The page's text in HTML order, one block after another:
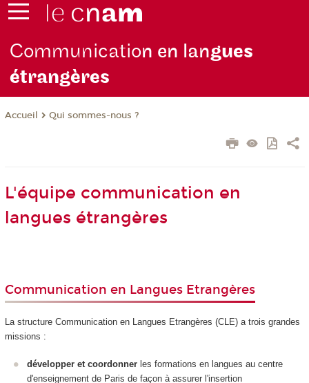
Communication en langues
étrangères
Accueil Qui sommes-nous ?
L'équipe communication en
langues étrangères
Communication en Langues Etrangères
La structure Communication en Langues Etrangères (CLE) a trois grandes
missions :
développer et coordonner les formations en langues au centre
d'enseignement de Paris de façon à assurer l'insertion